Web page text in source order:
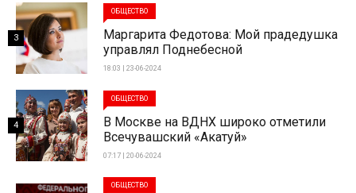
ОБЩЕСТВО
Маргарита Федотова: Мой прадедушка
управлял Поднебесной
18:03 | 23-06-2024
3
ОБЩЕСТВО
В Москве на ВДНХ широко отметили
Всечувашский «Акатуй»
07:17 | 20-06-2024
4
ОБЩЕСТВО